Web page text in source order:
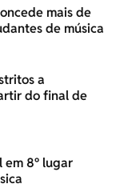
mais de
de música
a
do final de
em 8º lugar